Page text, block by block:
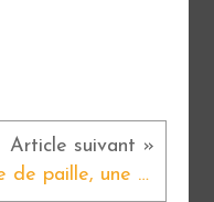
Moisson, pressage de paille, une saison interminable qui pourtant va bientôt passer le relais aux ensilage de maïs !